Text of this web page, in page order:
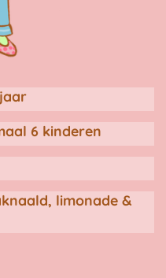
6 kinderen
limonade &